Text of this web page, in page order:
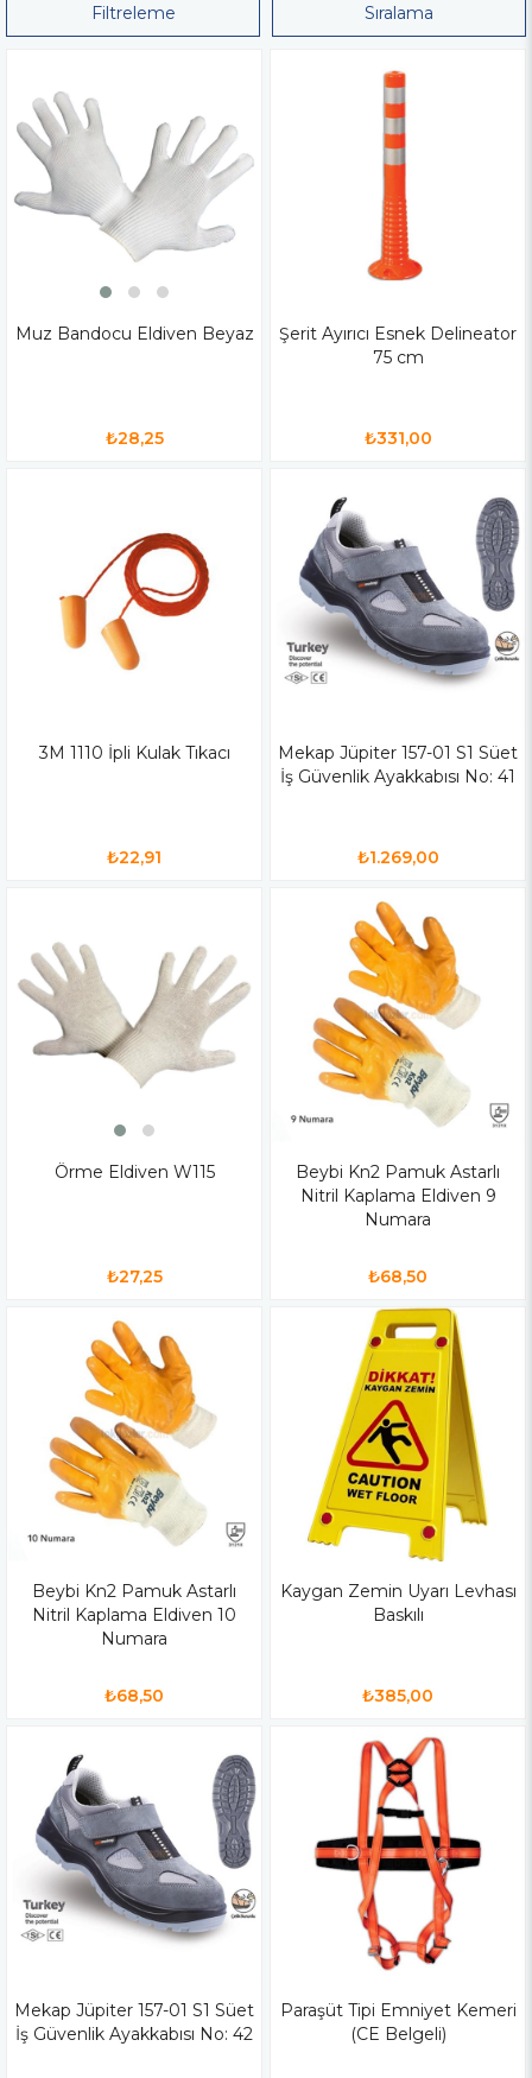
Filtreleme Sıralama
Muz Bandocu Eldiven Beyaz
₺28,25
Şerit Ayırıcı Esnek Delineator
75 cm
₺331,00
3M 1110 İpli Kulak Tıkacı
₺22,91
Mekap Jüpiter 157-01 S1 Süet
İş Güvenlik Ayakkabısı No: 41
₺1.269,00
Örme Eldiven W115
₺27,25
Beybi Kn2 Pamuk Astarlı
Nitril Kaplama Eldiven 9
Numara
₺68,50
Beybi Kn2 Pamuk Astarlı
Nitril Kaplama Eldiven 10
Numara
₺68,50
Kaygan Zemin Uyarı Levhası
Baskılı
₺385,00
Mekap Jüpiter 157-01 S1 Süet
İş Güvenlik Ayakkabısı No: 42
Paraşüt Tipi Emniyet Kemeri
(CE Belgeli)